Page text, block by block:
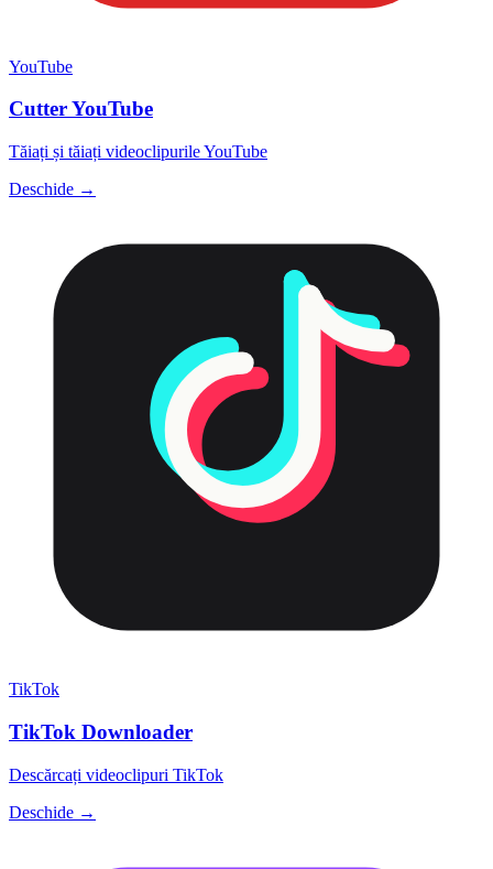
YouTube
Cutter YouTube
Tăiați și tăiați videoclipurile YouTube
Deschide →
TikTok
TikTok Downloader
Descărcați videoclipuri TikTok
Deschide →